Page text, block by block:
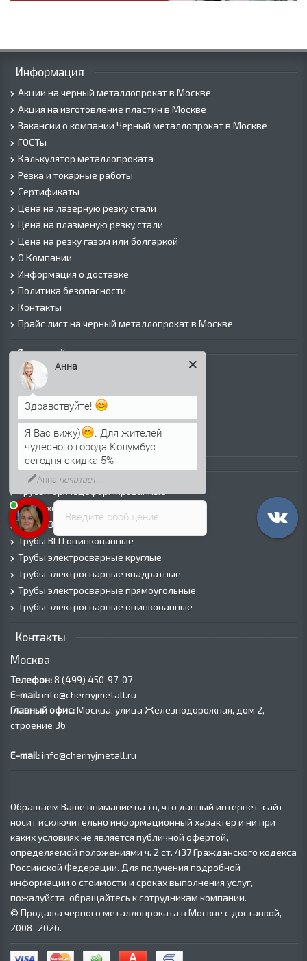
Информация
Акции на черный металлопрокат в Москве
Акция на изготовление пластин в Москве
Вакансии о компании Черный металлопрокат в Москве
ГОСТы
Калькулятор металлопроката
Резка и токарные работы
Сертификаты
Цена на лазерную резку стали
Цена на плазменую резку стали
Цена на резку газом или болгаркой
О Компании
Информация о доставке
Политика безопасности
Контакты
Прайс лист на черный металлопрокат в Москве
Листовой прокат
Лист г/к
Лист х/к
Просечно-вытяжной лист (ПВЛ)
Лист рифленый
Лист оцинкованный
Трубы
Труба холоднодеформированная
Трубы ВГП (Водогазопроводные)
Трубы ВГП оцинкованные
Трубы электросварные круглые
Трубы электросварные квадратные
Трубы электросварные прямоугольные
Трубы электросварные оцинкованные
Контакты
Москва
Телефон:8 (499) 450‑97-07
E-mail:info@chernyjmetall.ru
Главный офис:Москва, улица Железнодорожная, дом 2,
строение 36
E-mail:info@chernyjmetall.ru
Обращаем Ваше внимание на то, что данный интернет-сайт
носит исключительно информационный характер и ни при
каких условиях не является публичной офертой,
определяемой положениями ч. 2 ст. 437 Гражданского кодекса
Российской Федерации. Для получения подробной
информации о стоимости и сроках выполнения услуг,
пожалуйста, обращайтесь к сотрудникам компании.
© Продажа черного металлопроката в Москве с доставкой,
2008–2026.
Введите сообщение
Анна
Здравствуйте!
Я Вас вижу)
. Для жителей
чудесного города Колумбус
сегодня скидка 5%
Анна печатает...